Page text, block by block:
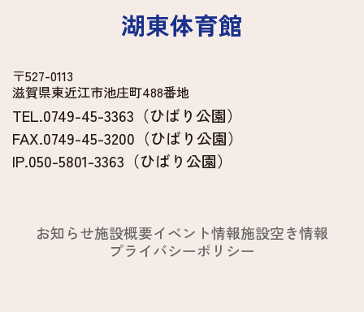
湖東体育館
〒527-0113
滋賀県東近江市池庄町488番地
TEL.0749-45-3363（ひばり公園）
FAX.0749-45-3200（ひばり公園）
IP.050-5801-3363（ひばり公園）
お知らせ施設概要イベント情報施設空き情報
プライバシーポリシー